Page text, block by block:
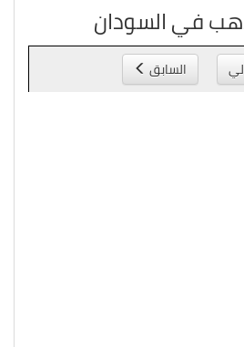
في السودان
السابق